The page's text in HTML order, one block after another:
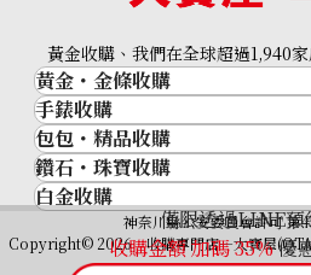
僅限透過LINE預
收購金額 加碼35%優
黃金收購、我們在全球超過1,940
黃金・金條收購
黃金與貴金屬
金的錠
金幣
黃金過去10年
黃金飾品
黃金戒指
手錶收購
名牌手錶
Rolex
Patek Philippe
Audemars Piguet
Vacheron Constantin
包包・精品收購
品牌精品
Cartier
LOUIS VUITTON
Hermès
鑽石・珠寶收購
鑽石･珠寶
祖母綠（翠玉）
白金收購
神奈川縣公安委員會許可
Copyright© 2026 收購專門店—大寶屋